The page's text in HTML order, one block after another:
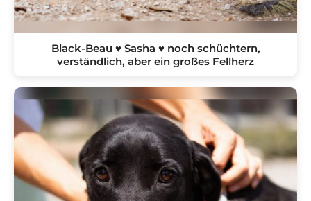
Black-Beau ♥ Sasha ♥ noch schüchtern,
verständlich, aber ein großes Fellherz